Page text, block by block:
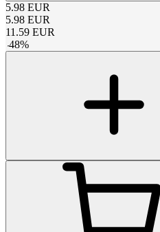
5.98 EUR
5.98 EUR
11.59 EUR
-48%